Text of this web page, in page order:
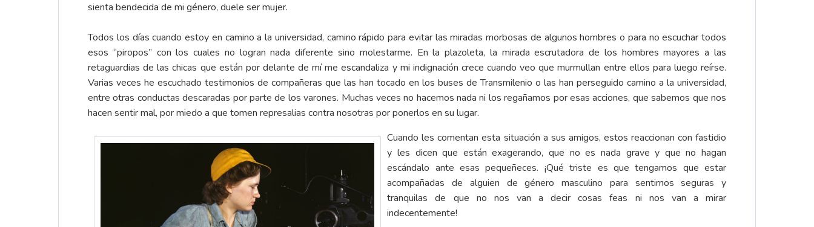
sienta bendecida de mi género, duele ser mujer.
Todos los días cuando estoy en camino a la universidad, camino rápido para evitar las miradas morbosas de algunos hombres o para no escuchar todos
esos “piropos” con los cuales no logran nada diferente sino molestarme. En la plazoleta, la mirada escrutadora de los hombres mayores a las
retaguardias de las chicas que están por delante de mí me escandaliza y mi indignación crece cuando veo que murmullan entre ellos para luego reírse.
Varias veces he escuchado testimonios de compañeras que las han tocado en los buses de Transmilenio o las han perseguido camino a la universidad,
entre otras conductas descaradas por parte de los varones. Muchas veces no hacemos nada ni los regañamos por esas acciones, que sabemos que nos
hacen sentir mal, por miedo a que tomen represalias contra nosotras por ponerlos en su lugar.
Cuando les comentan esta situación a sus amigos, estos reaccionan con fastidio
y les dicen que están exagerando, que no es nada grave y que no hagan
escándalo ante esas pequeñeces. ¡Qué triste es que tengamos que estar
acompañadas de alguien de género masculino para sentirnos seguras y
tranquilas de que no nos van a decir cosas feas ni nos van a mirar
indecentemente!